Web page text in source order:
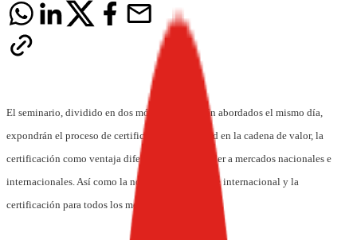
El seminario, dividido en dos módulos que serán abordados el mismo día,
expondrán el proceso de certificación. La calidad en la cadena de valor, la
certificación como ventaja diferencial para acceder a mercados nacionales e
internacionales. Así como la normativa nacional e internacional y la
certificación para todos los mercados.